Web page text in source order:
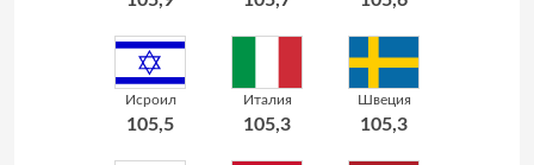
Исроил
105,5
Италия
105,3
Швеция
105,3